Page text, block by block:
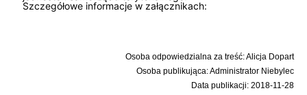
Szczegółowe informacje w załącznikach:
Osoba odpowiedzialna za treść: Alicja Dopart
Osoba publikująca: Administrator Niebylec
Data publikacji: 2018-11-28